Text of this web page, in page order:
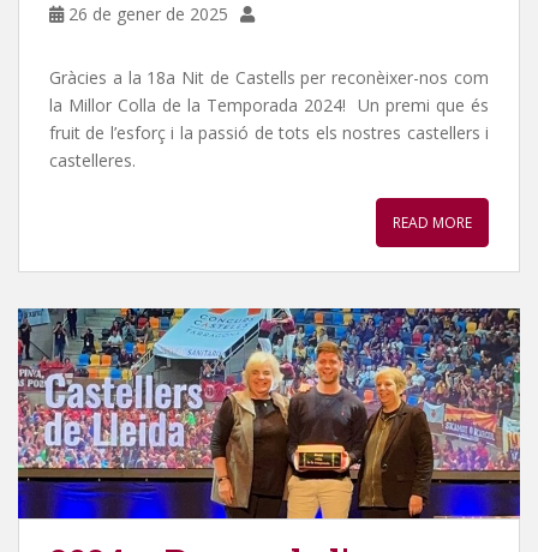
26 de gener de 2025
Gràcies a la 18a Nit de Castells per reconèixer-nos com
la Millor Colla de la Temporada 2024! Un premi que és
fruit de l’esforç i la passió de tots els nostres castellers i
castelleres.
READ MORE